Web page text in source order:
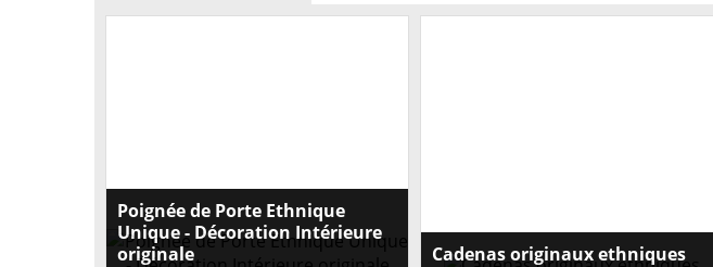
Poignée de Porte Ethnique
Unique - Décoration Intérieure
originale
Cadenas originaux ethniques